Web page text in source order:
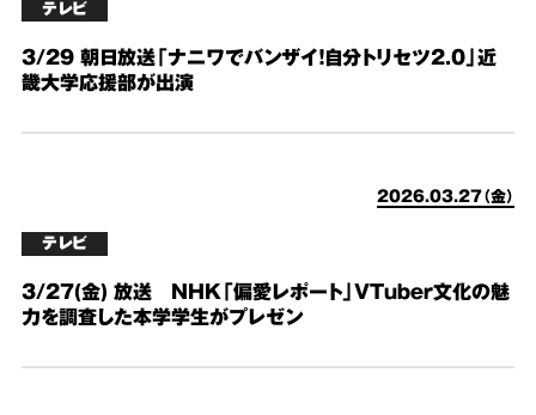
テレビ
3/29 朝日放送「ナニワでバンザイ！自分トリセツ2.0」近
畿大学応援部が出演
2026.03.27（金）
テレビ
3/27(金) 放送 NHK「偏愛レポート」VTuber文化の魅
力を調査した本学学生がプレゼン